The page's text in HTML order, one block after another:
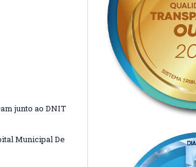
junto ao DNIT
Municipal De